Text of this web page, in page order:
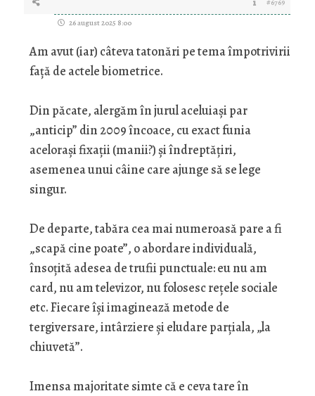
#6769
26 august 2025 8:00
Am avut (iar) câteva tatonări pe tema împotrivirii
față de actele biometrice.
Din păcate, alergăm în jurul aceluiași par
„anticip” din 2009 încoace, cu exact funia
acelorași fixații (manii?) și îndreptățiri,
asemenea unui câine care ajunge să se lege
singur.
De departe, tabăra cea mai numeroasă pare a fi
„scapă cine poate”, o abordare individuală,
însoțită adesea de trufii punctuale: eu nu am
card, nu am televizor, nu folosesc rețele sociale
etc. Fiecare își imaginează metode de
tergiversare, intârziere și eludare parțiala, „la
chiuvetă”.
Imensa majoritate simte că e ceva tare în